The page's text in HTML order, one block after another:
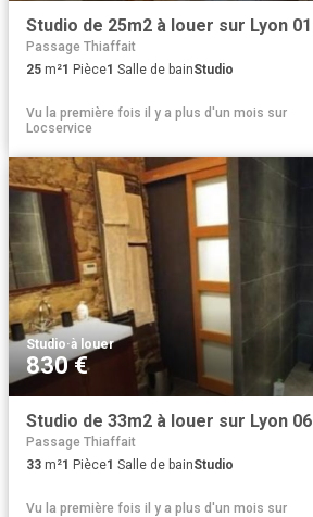
Studio de 25m2 à louer sur Lyon 01
Passage Thiaffait
25 m²1 Pièce1 Salle de bainStudio
Vu la première fois il y a plus d'un mois sur
Locservice
Studio·à louer
830 €
Studio de 33m2 à louer sur Lyon 06
Passage Thiaffait
33 m²1 Pièce1 Salle de bainStudio
Vu la première fois il y a plus d'un mois sur